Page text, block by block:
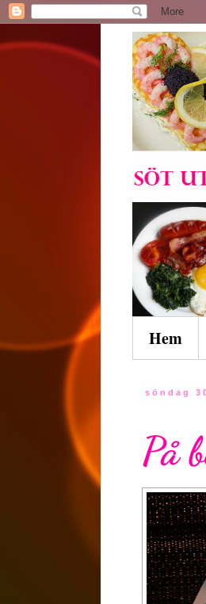
Hem
söndag
På